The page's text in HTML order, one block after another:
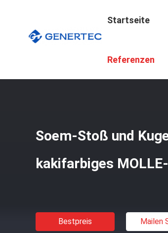
Startseite
Referenzen
Soem-Stoß und
kakifarbiges
Bestpreis Mailen